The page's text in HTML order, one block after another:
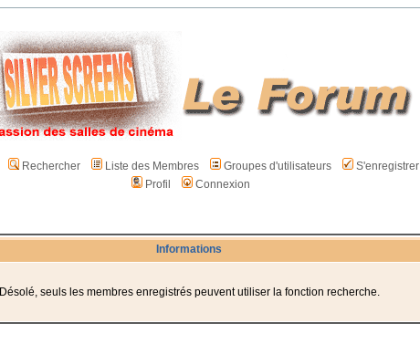
Rechercher Liste des Membres Groupes d'utilisateurs
S'enregistrer
Profil
Connexion
Informations
Désolé, seuls les membres enregistrés peuvent utiliser la fonction recherche.